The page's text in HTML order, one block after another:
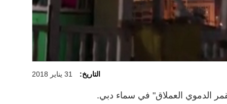
التاريخ: 31 يناير 2018
الدموي العملاق" في سماء دبي.